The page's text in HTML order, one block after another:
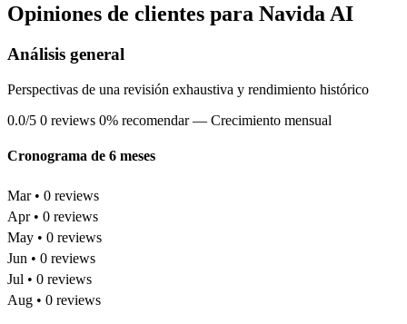
Opiniones de clientes para Navida AI
Análisis general
Perspectivas de una revisión exhaustiva y rendimiento histórico
0.0/5 0 reviews 0% recomendar — Crecimiento mensual
Cronograma de 6 meses
Mar • 0 reviews
Apr • 0 reviews
May • 0 reviews
Jun • 0 reviews
Jul • 0 reviews
Aug • 0 reviews